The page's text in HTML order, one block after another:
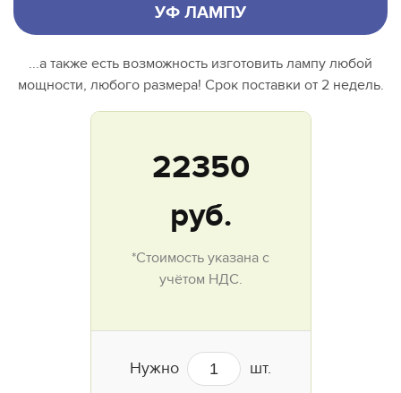
УФ ЛАМПУ
...а также есть возможность изготовить лампу любой
мощности, любого размера! Срок поставки от 2 недель.
22350
руб.
*Стоимость указана с
учётом НДС.
Нужно шт.